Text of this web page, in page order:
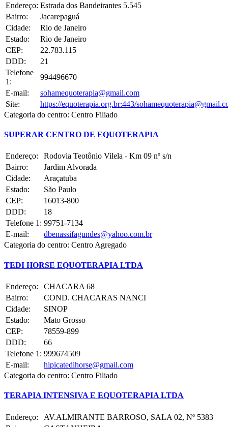
Endereço: Estrada dos Bandeirantes 5.545
Bairro:
Jacarepaguá
Cidade:
Rio de Janeiro
Estado:
Rio de Janeiro
CEP:
22.783.115
DDD:
21
Telefone
1:
994496670
E-mail:
sohamequoterapia@gmail.com
Site:
https://equoterapia.org.br:443/
Categoria do centro: Centro Filiado
SUPERAR CENTRO DE EQUOTERAPIA
Endereço:
Rodovia Teotônio Vilela - Km 09 nº s/n
Bairro:
Jardim Alvorada
Cidade:
Araçatuba
Estado:
São Paulo
CEP:
16013-800
DDD:
18
Telefone 1: 99751-7134
E-mail:
dbenassifagundes@yahoo.com.br
Categoria do centro: Centro Agregado
TEDI HORSE EQUOTERAPIA LTDA
Endereço:
CHACARA 68
Bairro:
COND. CHACARAS NANCI
Cidade:
SINOP
Estado:
Mato Grosso
CEP:
78559-899
DDD:
66
Telefone 1: 999674509
E-mail:
hipicatedihorse@gmail.com
Categoria do centro: Centro Filiado
TERAPIA INTENSIVA E EQUOTERAPIA LTDA
Endereço:
AV.ALMIRANTE BARROSO, SALA 02, Nº 5383